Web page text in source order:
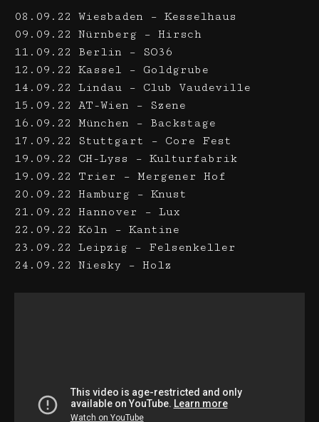
08.09.22 Wiesbaden – Kesselhaus
09.09.22 Nürnberg – Hirsch
11.09.22 Berlin – SO36
12.09.22 Kassel – Goldgrube
14.09.22 Lindau – Club Vaudeville
15.09.22 AT-Wien – Szene
16.09.22 München – Backstage
17.09.22 Stuttgart – Core Fest
19.09.22 CH-Lyss – Kulturfabrik
19.09.22 Trier – Mergener Hof
20.09.22 Hamburg – Knust
21.09.22 Hannover – Lux
22.09.22 Köln – Kantine
23.09.22 Leipzig – Felsenkeller
24.09.22 Niesky – Holz